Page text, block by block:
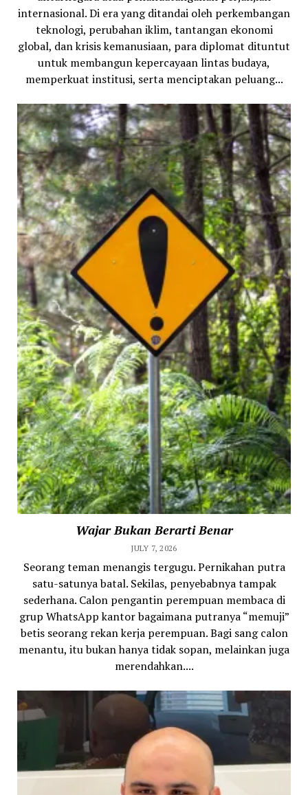
internasional. Di era yang ditandai oleh perkembangan
teknologi, perubahan iklim, tantangan ekonomi
global, dan krisis kemanusiaan, para diplomat dituntut
untuk membangun kepercayaan lintas budaya,
memperkuat institusi, serta menciptakan peluang...
Wajar Bukan Berarti Benar
JULY 7, 2026
Seorang teman menangis tergugu. Pernikahan putra
satu-satunya batal. Sekilas, penyebabnya tampak
sederhana. Calon pengantin perempuan membaca di
grup WhatsApp kantor bagaimana putranya “memuji”
betis seorang rekan kerja perempuan. Bagi sang calon
menantu, itu bukan hanya tidak sopan, melainkan juga
merendahkan....